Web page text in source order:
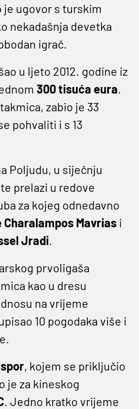
je ugovor s turskim
nekadašnja devetka
igrač.
u ljeto 2012. godine iz
300 tisuća eura.
zabio je 33
pohvaliti i s 13
Poljudu, u siječnju
prelazi u redove
za kojeg odnedavno
Charalampos Mavrias i
Jradi.
prvoligaša
kao u dresu
na vrijeme
10 pogodaka više i
, kojem se priključio
je za kineskog
. Jedno kratko vrijeme